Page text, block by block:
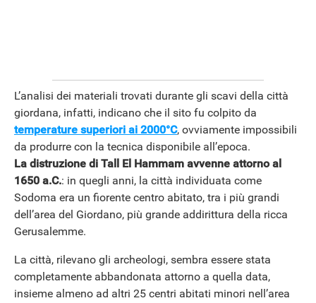
L’analisi dei materiali trovati durante gli scavi della città
giordana, infatti, indicano che il sito fu colpito da
temperature superiori ai 2000°C, ovviamente impossibili
da produrre con la tecnica disponibile all’epoca.
La distruzione di Tall El Hammam avvenne attorno al
1650 a.C.: in quegli anni, la città individuata come
Sodoma era un fiorente centro abitato, tra i più grandi
dell’area del Giordano, più grande addirittura della ricca
Gerusalemme.
La città, rilevano gli archeologi, sembra essere stata
completamente abbandonata attorno a quella data,
insieme almeno ad altri 25 centri abitati minori nell’area